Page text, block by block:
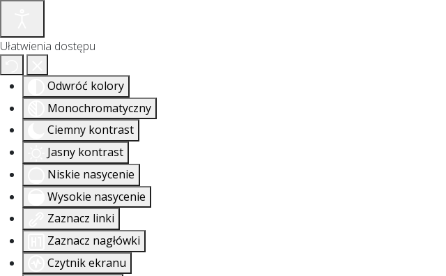
Ułatwienia dostępu
Odwróć kolory
Monochromatyczny
Ciemny kontrast
Jasny kontrast
Niskie nasycenie
Wysokie nasycenie
Zaznacz linki
Zaznacz nagłówki
Czytnik ekranu